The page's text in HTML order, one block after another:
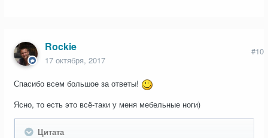
Rockie
17 октября, 2017
#10
Спасибо всем большое за ответы!
Ясно, то есть это всё-таки у меня мебельные ноги)
Цитата